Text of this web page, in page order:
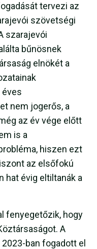
tervezi az
szövetségi
szarajevói
bűnösnek
elnökét a
éves
nem jogerős, a
az év vége előtt
is a
hiszen ezt
az elsőfokú
hat évig eltiltanák a
fenyegetőzik, hogy
A
ban fogadott el